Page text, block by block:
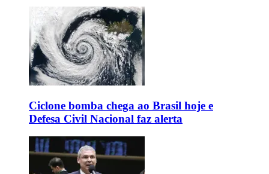
Ciclone bomba chega ao Brasil hoje e
Defesa Civil Nacional faz alerta